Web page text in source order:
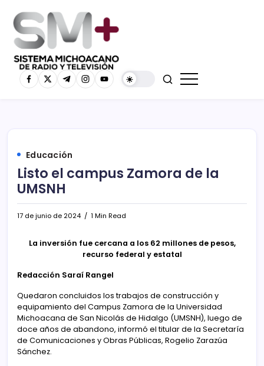
Educación
Listo el campus Zamora de la
UMSNH
17 de junio de 2024 1 Min Read
La inversión fue cercana a los 62 millones de pesos,
recurso federal y estatal
Redacción Saraí Rangel
Quedaron concluidos los trabajos de construcción y
equipamiento del Campus Zamora de la Universidad
Michoacana de San Nicolás de Hidalgo (UMSNH), luego de
doce años de abandono, informó el titular de la Secretaría
de Comunicaciones y Obras Públicas, Rogelio Zarazúa
Sánchez.